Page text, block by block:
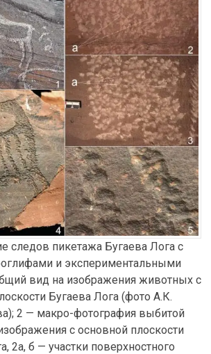
следов пикетажа Бугаева Лога с
и экспериментальными
вид на изображения животных с
Бугаева Лога (фото А.К.
2 — макро-фотография выбитой
с основной плоскости
2а, б — участки поверхностного